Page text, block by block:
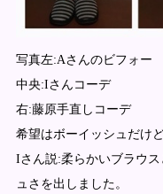
写真左:Aさんのビフォー
中央:Iさんコーデ
右:藤原手直しコーデ
希望はボーイッシュだけ
Iさん説:柔らかいブラウ
ュさを出しました。